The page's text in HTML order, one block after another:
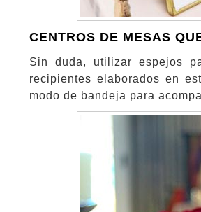
CENTROS DE MESAS
Sin duda, utilizar espejos
recipientes elaborados en
modo de bandeja para